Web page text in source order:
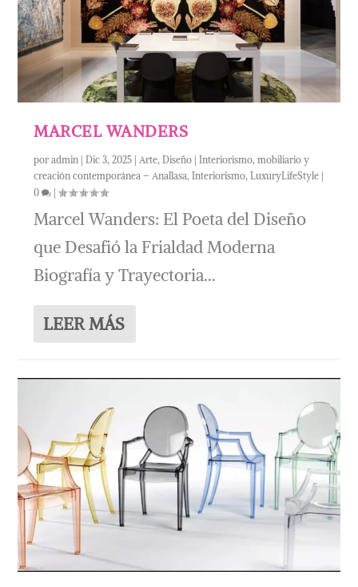
MARCEL WANDERS
poradmin |Dic 3, 2025 |Arte,Diseño | Interiorismo, mobiliario y
creación contemporánea – Anallasa,Interiorismo,LuxuryLifeStyle
0
|
Marcel Wanders: El Poeta del Diseño
que Desafió la Frialdad Moderna
Biografía y Trayectoria...
LEER MÁS